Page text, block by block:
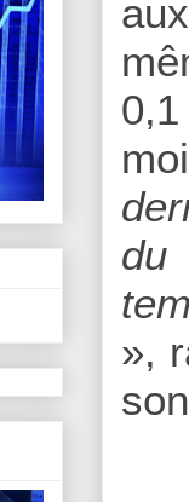
du
»,